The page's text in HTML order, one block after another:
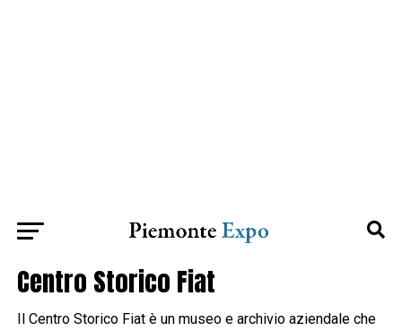
Centro Storico Fiat
Il Centro Storico Fiat è un museo e archivio aziendale che